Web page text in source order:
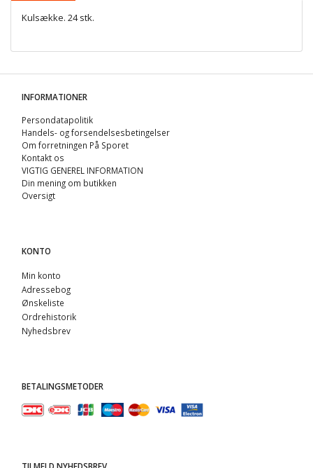
Kulsække. 24 stk.
INFORMATIONER
Persondatapolitik
Handels- og forsendelsesbetingelser
Om forretningen På Sporet
Kontakt os
VIGTIG GENEREL INFORMATION
Din mening om butikken
Oversigt
KONTO
Min konto
Adressebog
Ønskeliste
Ordrehistorik
Nyhedsbrev
BETALINGSMETODER